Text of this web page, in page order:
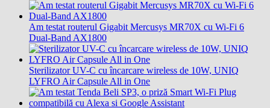
Am testat routerul Gigabit Mercusys MR70X cu Wi-Fi 6
Dual-Band AX1800
Sterilizator UV-C cu încarcare wireless de 10W, UNIQ
LYFRO Air Capsule All in One